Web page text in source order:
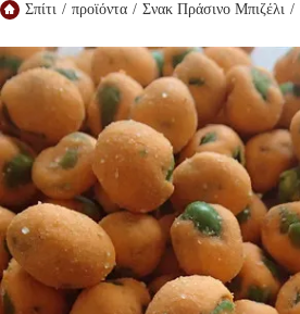
Σπίτι / προϊόντα / Σνακ Πράσινο Μπιζέλι /